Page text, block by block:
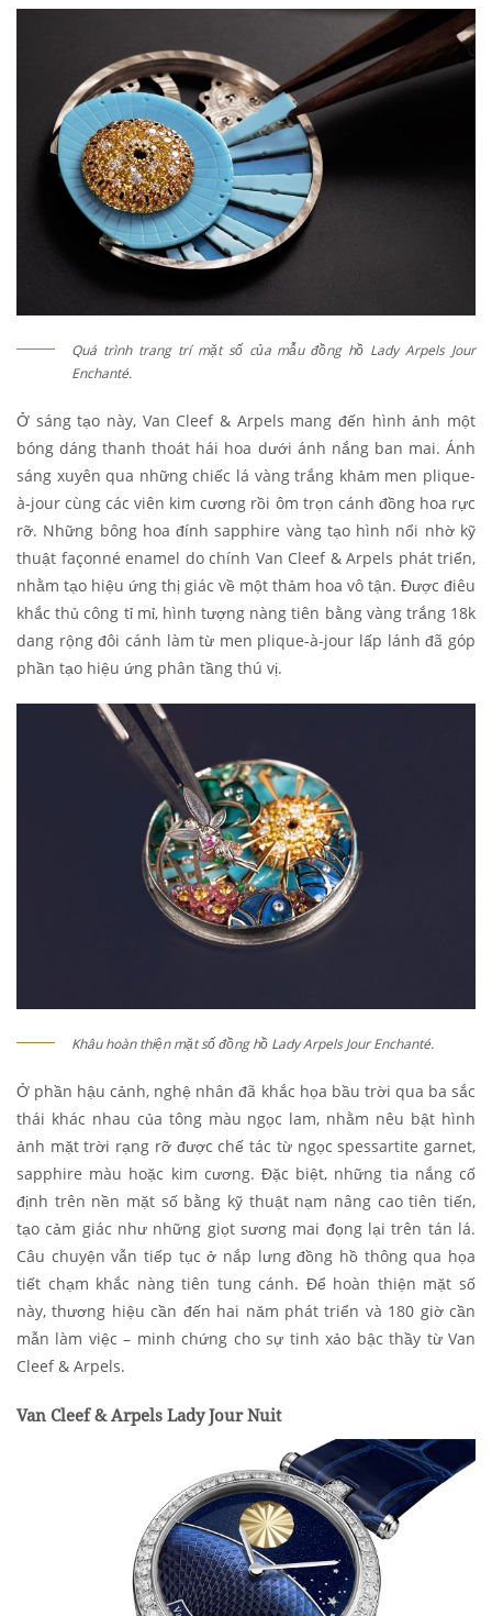
Quá trình trang trí mặt số của mẫu đồng hồ Lady Arpels Jour
Enchanté.
Ở sáng tạo này, Van Cleef & Arpels mang đến hình ảnh một
bóng dáng thanh thoát hái hoa dưới ánh nắng ban mai. Ánh
sáng xuyên qua những chiếc lá vàng trắng khảm men plique-
à-jour cùng các viên kim cương rồi ôm trọn cánh đồng hoa rực
rỡ. Những bông hoa đính sapphire vàng tạo hình nổi nhờ kỹ
thuật façonné enamel do chính Van Cleef & Arpels phát triển,
nhằm tạo hiệu ứng thị giác về một thảm hoa vô tận. Được điêu
khắc thủ công tỉ mỉ, hình tượng nàng tiên bằng vàng trắng 18k
dang rộng đôi cánh làm từ men plique-à-jour lấp lánh đã góp
phần tạo hiệu ứng phân tầng thú vị.
Khâu hoàn thiện mặt số đồng hồ Lady Arpels Jour Enchanté.
Ở phần hậu cảnh, nghệ nhân đã khắc họa bầu trời qua ba sắc
thái khác nhau của tông màu ngọc lam, nhằm nêu bật hình
ảnh mặt trời rạng rỡ được chế tác từ ngọc spessartite garnet,
sapphire màu hoặc kim cương. Đặc biệt, những tia nắng cố
định trên nền mặt số bằng kỹ thuật nạm nâng cao tiên tiến,
tạo cảm giác như những giọt sương mai đọng lại trên tán lá.
Câu chuyện vẫn tiếp tục ở nắp lưng đồng hồ thông qua họa
tiết chạm khắc nàng tiên tung cánh. Để hoàn thiện mặt số
này, thương hiệu cần đến hai năm phát triển và 180 giờ cần
mẫn làm việc – minh chứng cho sự tinh xảo bậc thầy từ Van
Cleef & Arpels.
Van Cleef & Arpels Lady Jour Nuit